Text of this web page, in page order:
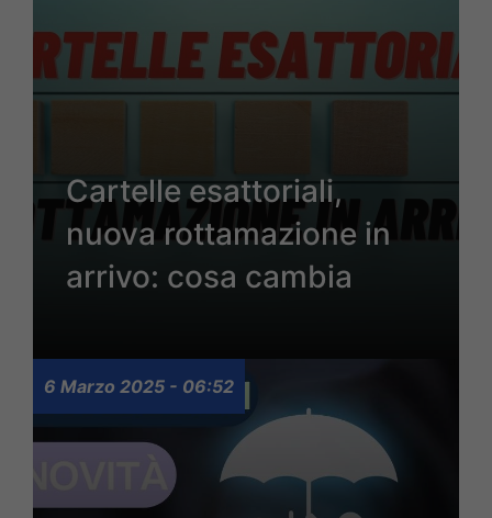
Cartelle esattoriali,
nuova rottamazione in
arrivo: cosa cambia
6 Marzo 2025 - 06:52